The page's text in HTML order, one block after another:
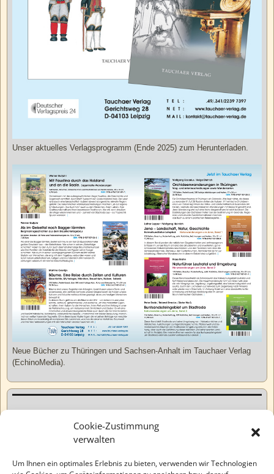
Cookie-Zustimmung
verwalten
Um Ihnen ein optimales Erlebnis zu bieten, verwenden wir Technologien
Unser aktuelles Verlagsprogramm (Ende 2025) zum Herunterladen.
Neue Bücher zu Thüringen und Sachsen-Anhalt im Tauchaer Verlag
(EchinoMedia).